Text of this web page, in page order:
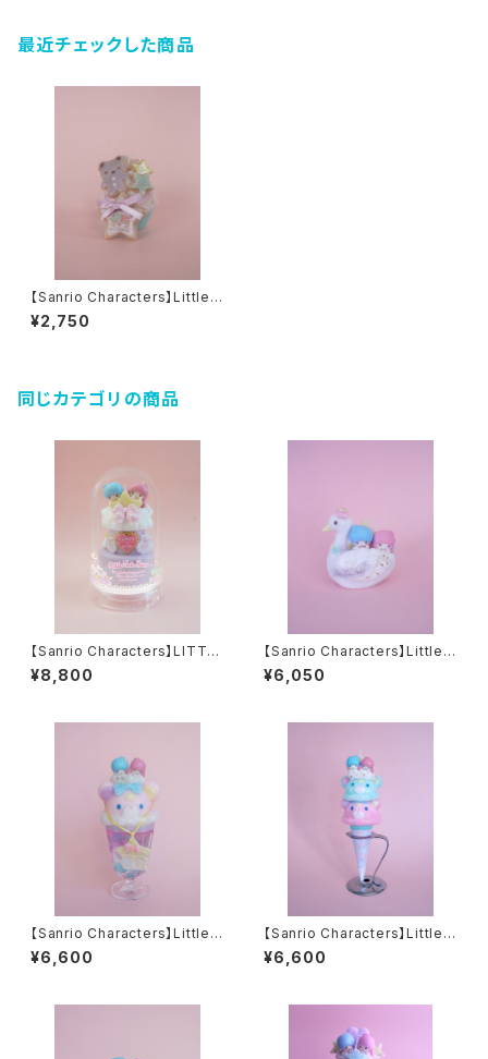
最近チェックした商品
【Sanrio Characters】Little T
win Stars Little Twin Stars
bear cupcakecandle
¥2,750
同じカテゴリの商品
【Sanrio Characters】LITTLE
TWIN STARS Dome Candle
¥8,800
【Sanrio Characters】Little T
win Stars Swan candle
¥6,050
【Sanrio Characters】Little T
win Stars bear parfait cand
le
¥6,600
【Sanrio Characters】Little T
win Stars bear ice candle
¥6,600